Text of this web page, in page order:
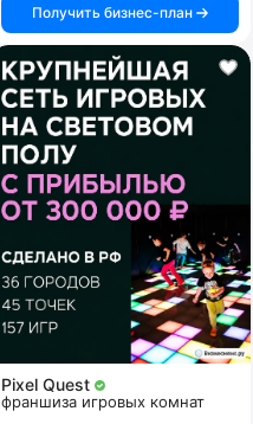
Получить бизнес-план
Pixel Quest
франшиза игровых комнат